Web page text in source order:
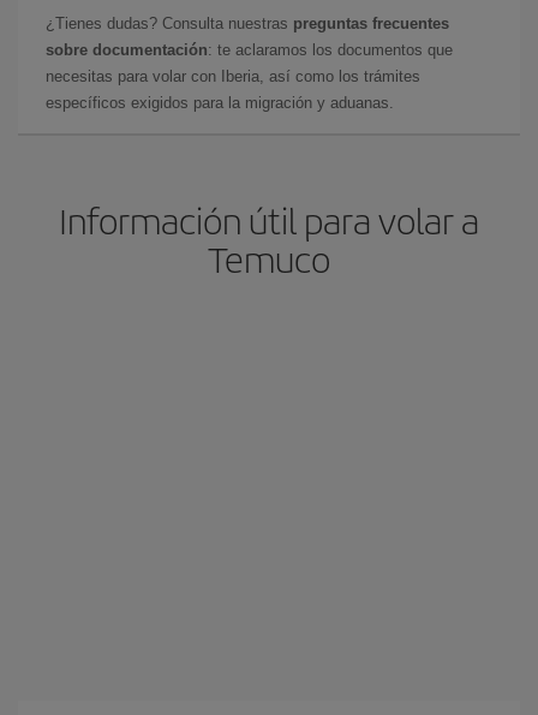
¿Tienes dudas? Consulta nuestras preguntas frecuentes
sobre documentación: te aclaramos los documentos que
necesitas para volar con Iberia, así como los trámites
específicos exigidos para la migración y aduanas.
Información útil para volar a
Temuco